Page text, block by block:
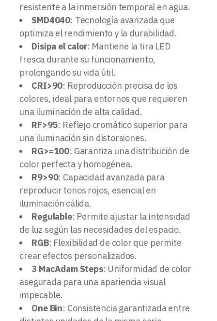
resistente a la inmersión temporal en agua.
SMD4040: Tecnología avanzada que
optimiza el rendimiento y la durabilidad.
Disipa el calor: Mantiene la tira LED
fresca durante su funcionamiento,
prolongando su vida útil.
CRI>90: Reproducción precisa de los
colores, ideal para entornos que requieren
una iluminación de alta calidad.
RF>95: Reflejo cromático superior para
una iluminación sin distorsiones.
RG>=100: Garantiza una distribución de
color perfecta y homogénea.
R9>90: Capacidad avanzada para
reproducir tonos rojos, esencial en
iluminación cálida.
Regulable: Permite ajustar la intensidad
de luz según las necesidades del espacio.
RGB: Flexibilidad de color que permite
crear efectos personalizados.
3 MacAdam Steps: Uniformidad de color
asegurada para una apariencia visual
impecable.
One Bin: Consistencia garantizada entre